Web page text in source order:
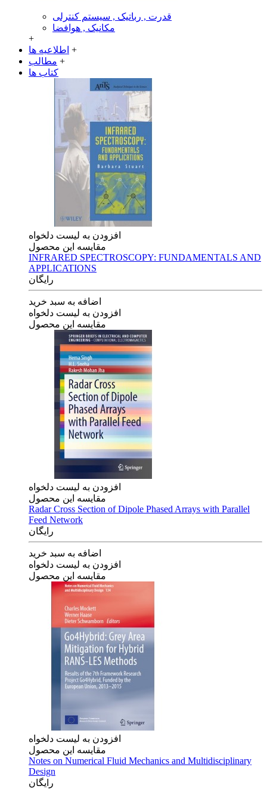
قدرت , رباتیک , سیستم کنترلی
مکانیک , هوافضا
+
اطلاعیه ها +
مطالب +
کتاب ها
افزودن به لیست دلخواه
مقایسه این محصول
INFRARED SPECTROSCOPY: FUNDAMENTALS AND
APPLICATIONS
رایگان
اضافه به سبد خرید
افزودن به لیست دلخواه
مقایسه این محصول
افزودن به لیست دلخواه
مقایسه این محصول
Radar Cross Section of Dipole Phased Arrays with Parallel
Feed Network
رایگان
اضافه به سبد خرید
افزودن به لیست دلخواه
مقایسه این محصول
افزودن به لیست دلخواه
مقایسه این محصول
Notes on Numerical Fluid Mechanics and Multidisciplinary
Design
رایگان